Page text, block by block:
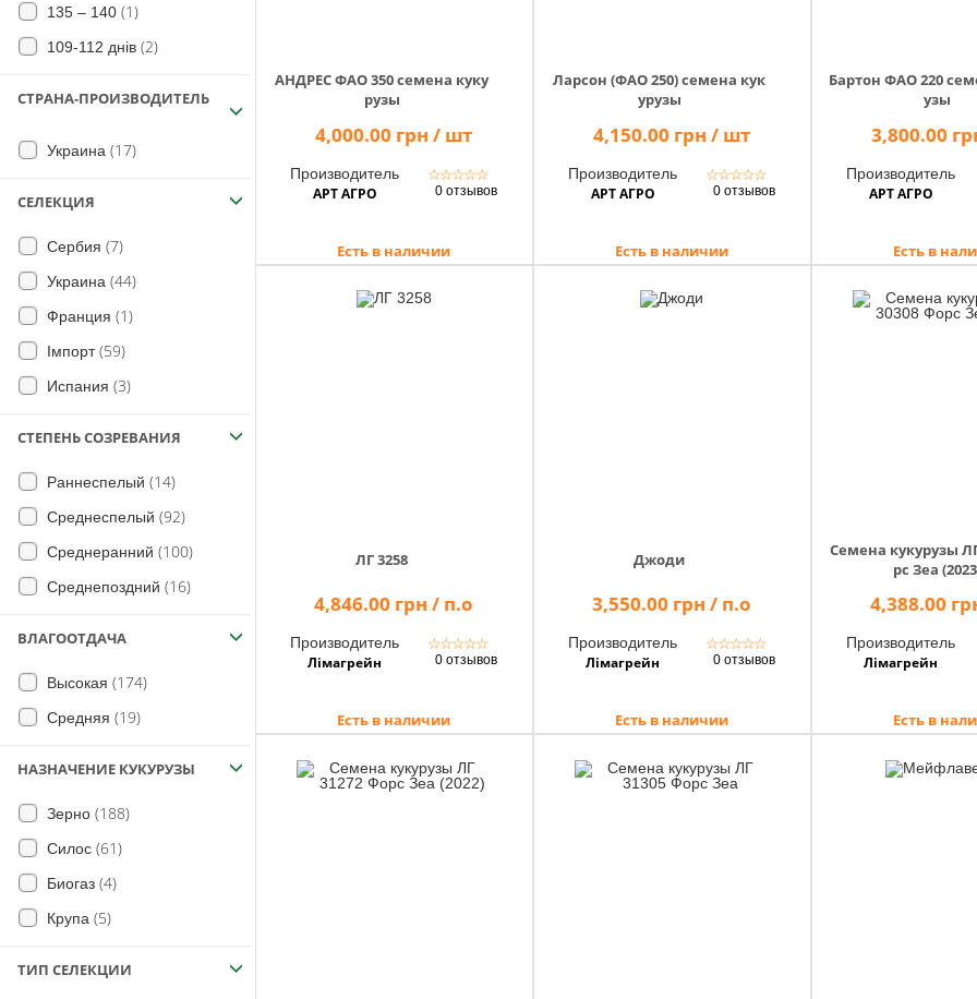
210 (3)
220(10)
320(12)
240 (4)
360 (6)
135 – 140 (1)
109-112 днів (2)
СТРАНА-ПРОИЗВОДИТЕЛЬ
Украина (17)
СЕЛЕКЦИЯ
Сербия (7)
Украина (44)
Франция (1)
Імпорт(59)
Испания (3)
СТЕПЕНЬ СОЗРЕВАНИЯ
Раннеспелый (14)
Среднеспелый (92)
Среднеранний (100)
Среднепоздний (16)
ВЛАГООТДАЧА
Высокая (174)
Средняя (19)
НАЗНАЧЕНИЕ КУКУРУЗЫ
Зерно (188)
Силос (61)
Биогаз (4)
Крупа (5)
ТИП СЕЛЕКЦИИ
АНДРЕС ФАО 350 семена куку
рузы
4,000.00 грн / шт
Производитель
АРТ АГРО
☆☆☆☆☆
0 отзывов
Есть в наличии
Ларсон (ФАО 250) семена кук
урузы
4,150.00 грн / шт
Производитель
АРТ АГРО
☆☆☆☆☆
0 отзывов
Есть в наличии
Бартон ФАО 220
узы
3,800.00
Производитель
АРТ АГРО
Есть в
ЛГ 3258
4,846.00 грн / п.о
Производитель
Лімагрейн
☆☆☆☆☆
0 отзывов
Есть в наличии
Джоди
3,550.00 грн / п.о
Производитель
Лімагрейн
☆☆☆☆☆
0 отзывов
Есть в наличии
Семена кукурузы
рс Зеа
4,388.00
Производитель
Лімагрейн
Есть в